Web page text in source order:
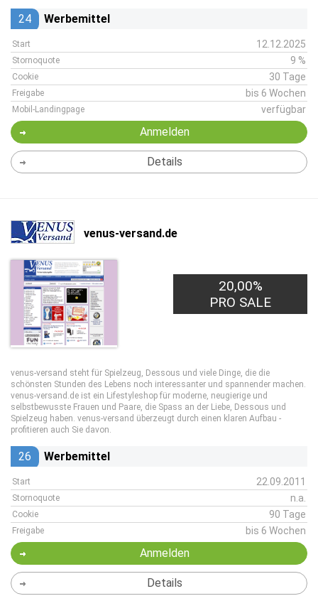
24 Werbemittel
Start 12.12.2025
Stornoquote 9 %
Cookie 30 Tage
Freigabe bis 6 Wochen
Mobil-Landingpage verfügbar
Anmelden
Details
venus-versand.de
20,00%
PRO SALE
venus-versand steht für Spielzeug, Dessous und viele Dinge, die die
schönsten Stunden des Lebens noch interessanter und spannender machen.
venus-versand.de ist ein Lifestyleshop für moderne, neugierige und
selbstbewusste Frauen und Paare, die Spass an der Liebe, Dessous und
Spielzeug haben. venus-versand überzeugt durch einen klaren Aufbau -
profitieren auch Sie davon.
26 Werbemittel
Start 22.09.2011
Stornoquote n.a.
Cookie 90 Tage
Freigabe bis 6 Wochen
Anmelden
Details